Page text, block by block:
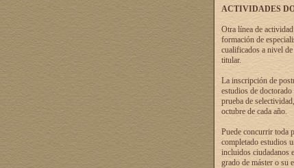
ACTIVIDADES
Otra línea de
formación de
cualificados a nivel
titular.
La inscripción de
estudios de doctorado
prueba de
octubre de cada año.
Puede concurrir toda
completado estudios
incluidos ciudadanos
grado de máster o su